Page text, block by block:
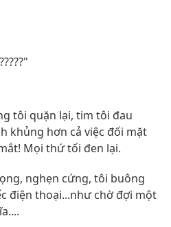
tôi quặn lại, tim tôi đau
khủng hơn cả việc đối mặt
Mọi thứ tối đen lại.
nghẹn cứng, tôi buông
điện thoại...như chờ đợi một